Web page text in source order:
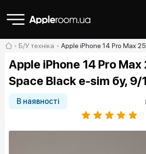
Б/У техніка Apple iPhone 14 Pro Max
Apple iPhone 14 Pro Max
Space Black e-sim бу, 9/
В наявності